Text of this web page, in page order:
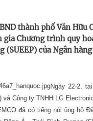
thành phố Văn Hữu
gia Chương trình quy
(SUEEP) của Ngân
Ngày 22-2,
và Công ty TNHH LG
đã có tiếng nói ủng hộ